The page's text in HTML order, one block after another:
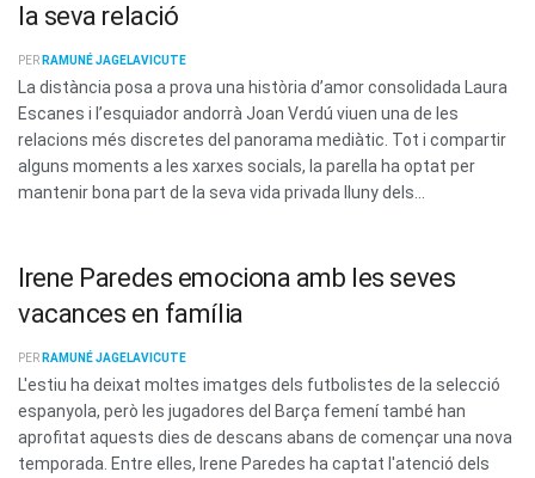
la seva relació
PER RAMUNÉ JAGELAVICUTE
La distància posa a prova una història d’amor consolidada Laura
Escanes i l’esquiador andorrà Joan Verdú viuen una de les
relacions més discretes del panorama mediàtic. Tot i compartir
alguns moments a les xarxes socials, la parella ha optat per
mantenir bona part de la seva vida privada lluny dels...
Irene Paredes emociona amb les seves
vacances en família
PER RAMUNÉ JAGELAVICUTE
L'estiu ha deixat moltes imatges dels futbolistes de la selecció
espanyola, però les jugadores del Barça femení també han
aprofitat aquests dies de descans abans de començar una nova
temporada. Entre elles, Irene Paredes ha captat l'atenció dels